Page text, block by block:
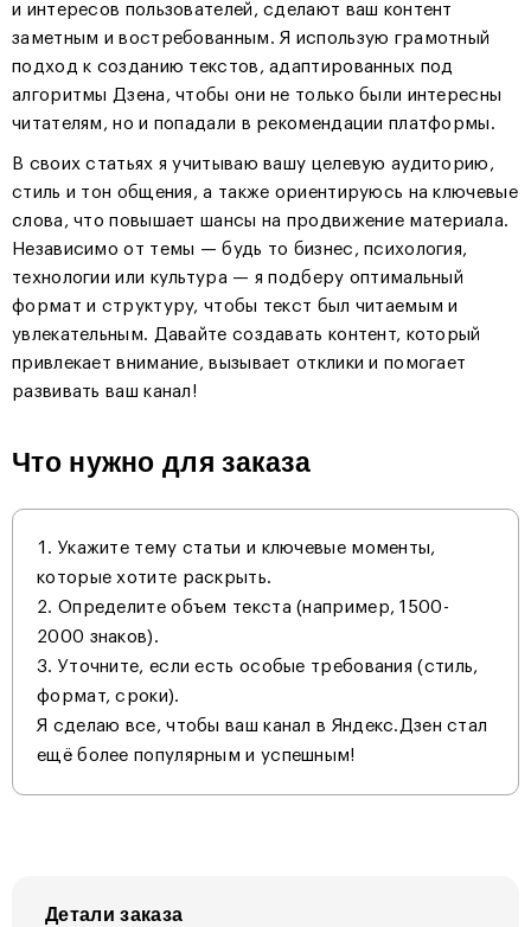
и интересов пользователей, сделают ваш контент
заметным и востребованным. Я использую грамотный
подход к созданию текстов, адаптированных под
алгоритмы Дзена, чтобы они не только были интересны
читателям, но и попадали в рекомендации платформы.
В своих статьях я учитываю вашу целевую аудиторию,
стиль и тон общения, а также ориентируюсь на ключевые
слова, что повышает шансы на продвижение материала.
Независимо от темы — будь то бизнес, психология,
технологии или культура — я подберу оптимальный
формат и структуру, чтобы текст был читаемым и
увлекательным. Давайте создавать контент, который
привлекает внимание, вызывает отклики и помогает
развивать ваш канал!
Что нужно для заказа
Укажите тему статьи и ключевые моменты,
которые хотите раскрыть.
Определите объем текста (например, 1500-
2000 знаков).
Уточните, если есть особые требования (стиль,
формат, сроки).
Я сделаю все, чтобы ваш канал в Яндекс.Дзен стал
ещё более популярным и успешным!
Детали заказа